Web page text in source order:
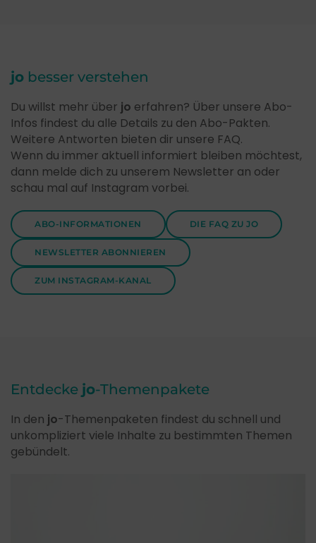
jo besser verstehen
Du willst mehr über jo erfahren? Über unsere Abo-
Infos findest du alle Details zu den Abo-Pakten.
Weitere Antworten bieten dir unsere FAQ.
Wenn du immer aktuell informiert bleiben möchtest,
dann melde dich zu unserem Newsletter an oder
schau mal auf Instagram vorbei.
ABO-INFORMATIONEN DIE FAQ ZU JO
NEWSLETTER ABONNIEREN
ZUM INSTAGRAM-KANAL
Entdecke jo-Themenpakete
In den jo-Themenpaketen findest du schnell und
unkompliziert viele Inhalte zu bestimmten Themen
gebündelt.